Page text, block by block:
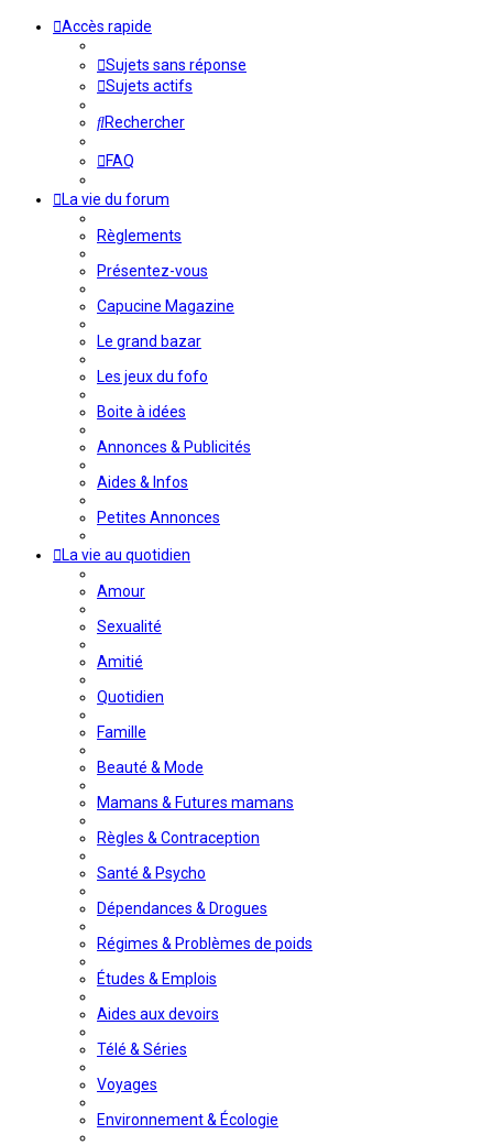
Accès rapide
Sujets sans réponse
Sujets actifs
Rechercher
FAQ
La vie du forum
Règlements
Présentez-vous
Capucine Magazine
Le grand bazar
Les jeux du fofo
Boite à idées
Annonces & Publicités
Aides & Infos
Petites Annonces
La vie au quotidien
Amour
Sexualité
Amitié
Quotidien
Famille
Beauté & Mode
Mamans & Futures mamans
Règles & Contraception
Santé & Psycho
Dépendances & Drogues
Régimes & Problèmes de poids
Études & Emplois
Aides aux devoirs
Télé & Séries
Voyages
Environnement & Écologie